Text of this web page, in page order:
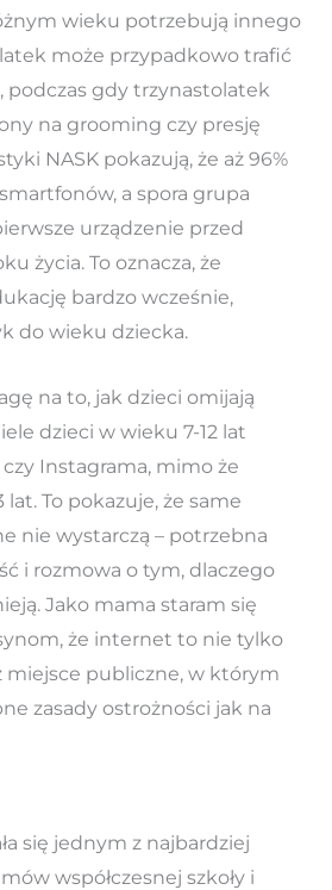
wieku potrzebują innego
może przypadkowo trafić
podczas gdy trzynastolatek
na grooming czy presję
NASK pokazują, że aż 96%
a spora grupa
urządzenie przed
życia. To oznacza, że
bardzo wcześnie,
do wieku dziecka.
na to, jak dzieci omijają
dzieci w wieku 7-12 lat
czy Instagrama, mimo że
To pokazuje, że same
nie wystarczą – potrzebna
i rozmowa o tym, dlaczego
Jako mama staram się
że internet to nie tylko
miejsce publiczne, w którym
zasady ostrożności jak na
się jednym z najbardziej
współczesnej szkoły i